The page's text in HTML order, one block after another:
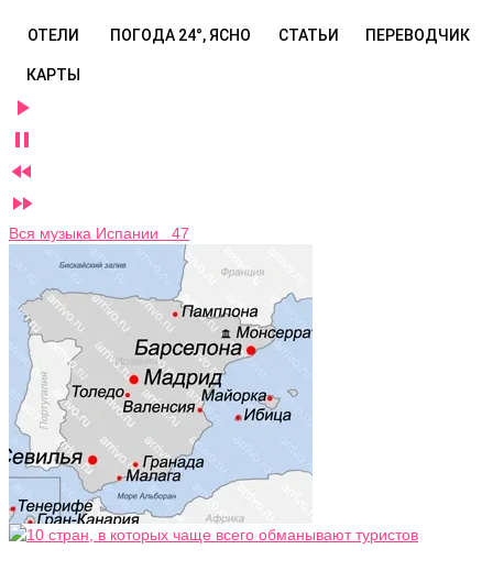
ОТЕЛИ ПОГОДА 24°, ЯСНО СТАТЬИ ПЕРЕВОДЧИК
КАРТЫ




Вся музыка Испании 47